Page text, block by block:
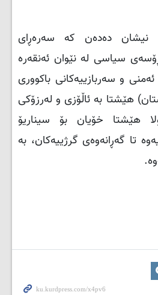
نیشان دەدەن کە سەرەڕای
سیاسی لە نێوان ئەنقەرە
و سەربازییەکانی باکووری
هێشتا بە ئاڵۆزی و لەرزۆکی
هێشتا خۆیان بۆ سیناریۆ
تا گەڕانەوەی گرژییەکان، بە